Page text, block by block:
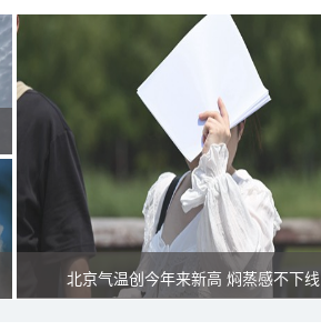
北京气温创今年来新高 焖蒸感不下线